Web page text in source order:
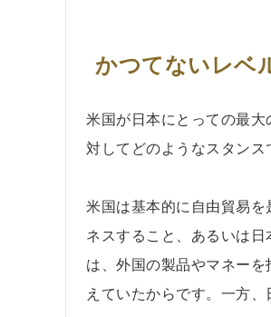
かつてないレベ
米国が日本にとっての最
対してどのようなスタン
米国は基本的に自由貿易
ネスすること、あるいは
は、外国の製品やマネー
えていたからです。一方